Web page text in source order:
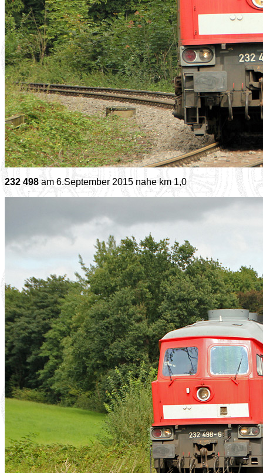
232 498am 6.September 2015 nahe km 1,0